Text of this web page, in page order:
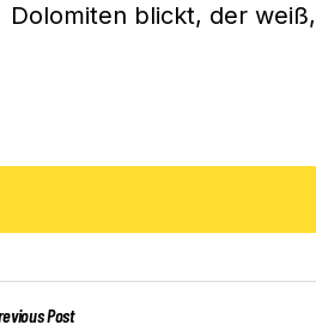
Dolomiten blickt, der
Post